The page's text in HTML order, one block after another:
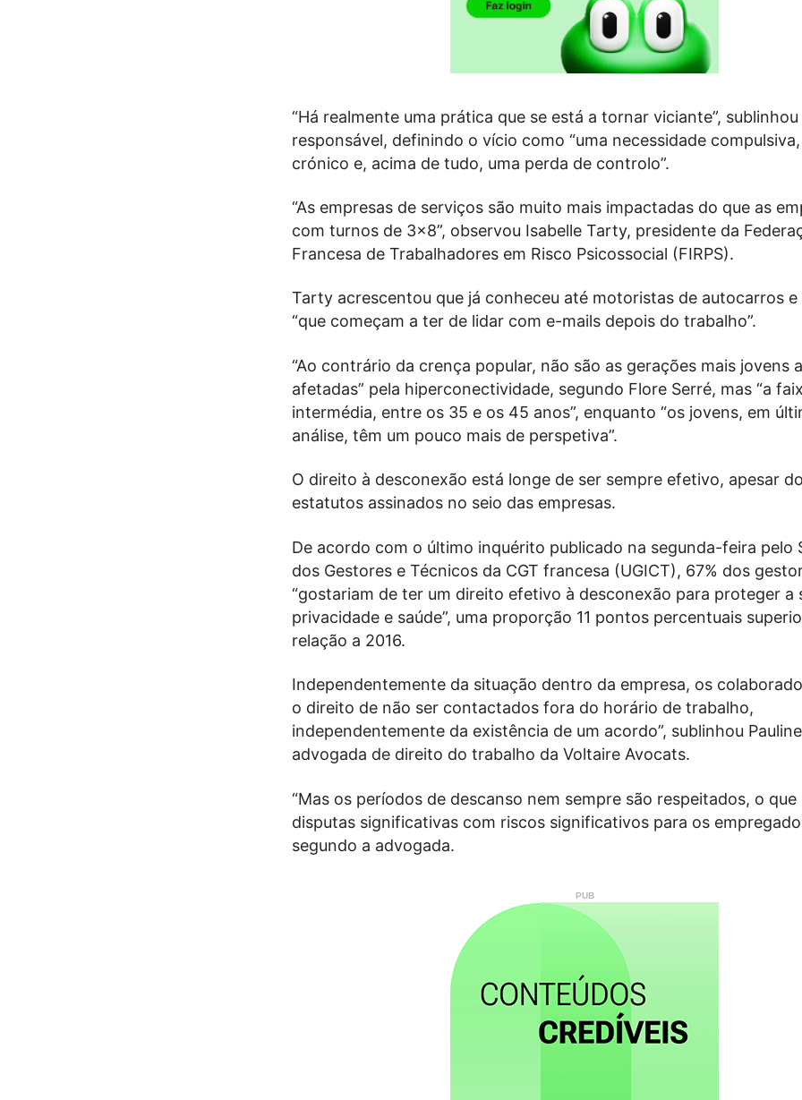
“Há realmente uma prática que se está a tornar viciante”, sublinhou
responsável, definindo o vício como “uma necessidade
crónico e, acima de tudo, uma perda de controlo”.
“As empresas de serviços são muito mais impactadas do que as
com turnos de 3×8”, observou Isabelle Tarty, presidente da
Francesa de Trabalhadores em Risco Psicossocial (FIRPS).
Tarty acrescentou que já conheceu até motoristas de autocarros
“que começam a ter de lidar com e-mails depois do trabalho”.
“Ao contrário da crença popular, não são as gerações mais jovens
afetadas” pela hiperconectividade, segundo Flore Serré, mas “a
intermédia, entre os 35 e os 45 anos”, enquanto “os jovens, em
análise, têm um pouco mais de perspetiva”.
O direito à desconexão está longe de ser sempre efetivo, apesar
estatutos assinados no seio das empresas.
De acordo com o último inquérito publicado na segunda-feira pelo
dos Gestores e Técnicos da CGT francesa (UGICT), 67% dos
“gostariam de ter um direito efetivo à desconexão para proteger a
privacidade e saúde”, uma proporção 11 pontos percentuais
relação a 2016.
Independentemente da situação dentro da empresa, os
o direito de não ser contactados fora do horário de trabalho,
independentemente da existência de um acordo”, sublinhou
advogada de direito do trabalho da Voltaire Avocats.
“Mas os períodos de descanso nem sempre são respeitados, o que
disputas significativas com riscos significativos para os
segundo a advogada.